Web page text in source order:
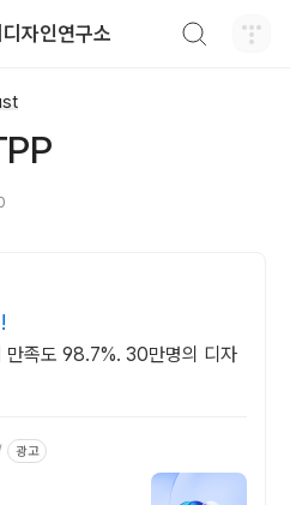
자인연구소
만족도 98.7%. 30만명의 디자
광고